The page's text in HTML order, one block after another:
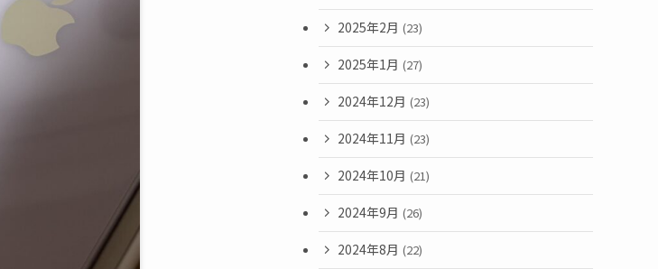
2025年2月 (23)
2025年1月 (27)
2024年12月 (23)
2024年11月 (23)
2024年10月 (21)
2024年9月 (26)
2024年8月 (22)